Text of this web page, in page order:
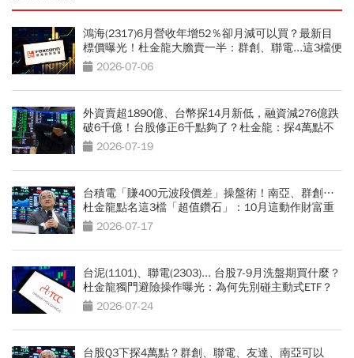
鴻海(2317)6月營收年增52％卻月減可以買？最新目
標價曝光！杜金龍大膽賣一半：群創、聯電...這3檔便
當股更有肉
2026-07-06
外資賣超1890億、台幣探14月新低，融資減276億跌
破6千億！台股修正6千點夠了？杜金龍：探4萬點不
無可能
2026-07-19
台積電「賺400元波段價差」操盤術！南亞、群創…
杜金龍點名這3檔「超值鑽石」：10月這動作財富重
分配2026-07-17
台泥(1101)、聯電(2303)... 台股7-9月洗盤期買什麼？
杜金龍獨門避險操作曝光：為何先別碰主動式ETF？
2026-07-24
台股Q3下探4萬點？群創、聯電、友達、南亞可以